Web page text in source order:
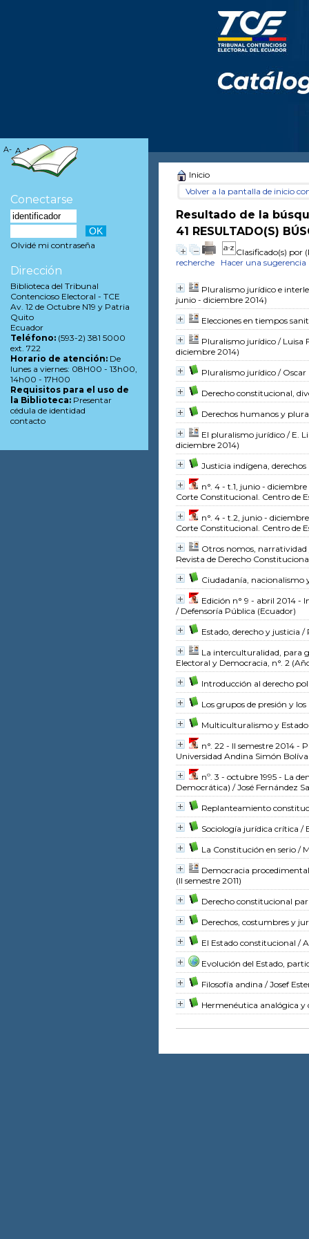
Inicio
Volver a la pantalla de inicio
Resultado de la
41 RESULTADO(S)
Clasificado(s) por
recherche
Hacer una sugerencia
Pluralismo jurídico e
junio - diciembre 2014)
Elecciones en tiempos
Pluralismo jurídico / Luisa
diciembre 2014)
Pluralismo jurídico / Oscar
Derecho constitucional,
Derechos humanos y
El pluralismo jurídico / E.
diciembre 2014)
Justicia indígena,
n°. 4 - t.1, junio -
Corte Constitucional. Centro de
n°. 4 - t.2, junio -
Corte Constitucional. Centro de
Otros nomos,
Revista de Derecho
Ciudadanía, nacionalismo
Edición n° 9 - abril 2014 -
/ Defensoría Pública (Ecuador)
Estado, derecho y justicia /
La interculturalidad, para
Electoral y Democracia, n°. 2
Introducción al derecho
Los grupos de presión y
Multiculturalismo y Estado
n°. 22 - II semestre 2014
Universidad Andina Simón
nº. 3 - octubre 1995 - La
Democrática) / José Fernández
Replanteamiento
Sociología jurídica crítica /
La Constitución en serio /
Democracia
(II semestre 2011)
Derecho constitucional
Derechos, costumbres y
El Estado constitucional /
Evolución del Estado,
Filosofía andina / Josef
Hermenéutica analógica y
A- A A+
Conectarse
Olvidé mi contraseña
Dirección
Biblioteca del Tribunal
Contencioso Electoral - TCE
Av. 12 de Octubre N19 y Patria
Quito
Ecuador
Teléfono: (593-2) 381 5000
ext. 722
Horario de atención: De
lunes a viernes: 08H00 - 13h00,
14h00 - 17H00
Requisitos para el uso de
la Biblioteca: Presentar
cédula de identidad
contacto